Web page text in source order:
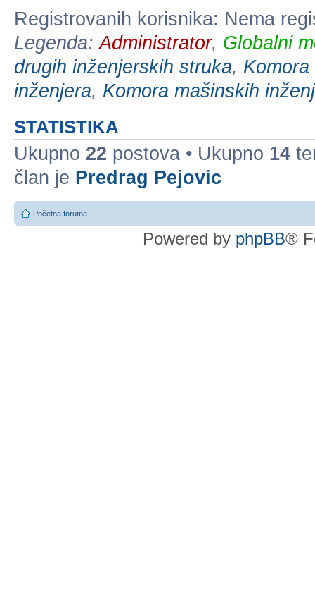
Registrovanih korisnika: Nema
Legenda:Administrator, Globalni
drugih inženjerskih struka,
inženjera, Komora mašinskih
STATISTIKA
Ukupno 22 postova • Ukupno 14
član je Predrag Pejovic
Početna foruma
Powered by phpBB®